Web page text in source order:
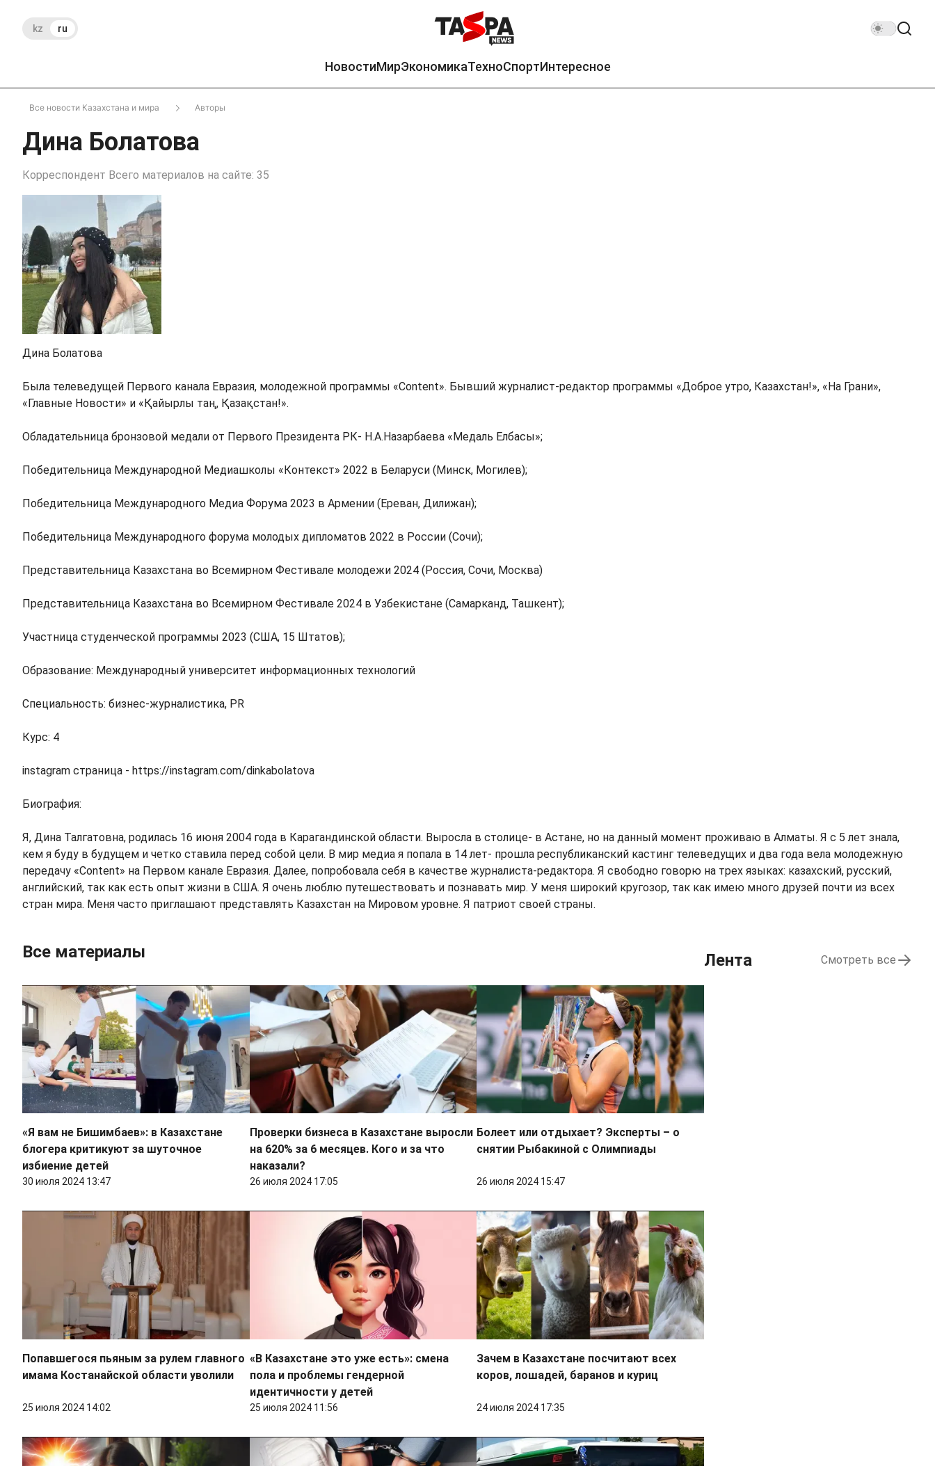
kz ru
НовостиМирЭкономикаТехноСпортИнтересное
Все новости Казахстана и мира Авторы
Дина Болатова
Корреспондент Всего материалов на сайте: 35
Дина Болатова
Была телеведущей Первого канала Евразия, молодежной программы «Content». Бывший журналист-редактор программы «Доброе утро, Казахстан!», «На Грани»,
«Главные Новости» и «Қайырлы таң, Қазақстан!».
Обладательница бронзовой медали от Первого Президента РК- Н.А.Назарбаева «Медаль Елбасы»;
Победительница Международной Медиашколы «Контекст» 2022 в Беларуси (Минск, Могилев);
Победительница Международного Медиа Форума 2023 в Армении (Ереван, Дилижан);
Победительница Международного форума молодых дипломатов 2022 в России (Сочи);
Представительница Казахстана во Всемирном Фестивале молодежи 2024 (Россия, Сочи, Москва)
Представительница Казахстана во Всемирном Фестивале 2024 в Узбекистане (Самарканд, Ташкент);
Участница студенческой программы 2023 (США, 15 Штатов);
Образование: Международный университет информационных технологий
Специальность: бизнес-журналистика, PR
Курс: 4
instagram страница - https://instagram.com/dinkabolatova
Биография:
Я, Дина Талгатовна, родилась 16 июня 2004 года в Карагандинской области. Выросла в столице- в Астане, но на данный момент проживаю в Алматы. Я с 5 лет знала,
кем я буду в будущем и четко ставила перед собой цели. В мир медиа я попала в 14 лет- прошла республиканский кастинг телеведущих и два года вела молодежную
передачу «Content» на Первом канале Евразия. Далее, попробовала себя в качестве журналиста-редактора. Я свободно говорю на трех языках: казахский, русский,
английский, так как есть опыт жизни в США. Я очень люблю путешествовать и познавать мир. У меня широкий кругозор, так как имею много друзей почти из всех
стран мира. Меня часто приглашают представлять Казахстан на Мировом уровне. Я патриот своей страны.
Все материалы
«Я вам не Бишимбаев»: в Казахстане
блогера критикуют за шуточное
избиение детей
30 июля 2024 13:47
Проверки бизнеса в Казахстане выросли
на 620% за 6 месяцев. Кого и за что
наказали?
26 июля 2024 17:05
Болеет или отдыхает? Эксперты – о
снятии Рыбакиной с Олимпиады
26 июля 2024 15:47
Попавшегося пьяным за рулем главного
имама Костанайской области уволили
25 июля 2024 14:02
«В Казахстане это уже есть»: смена
пола и проблемы гендерной
идентичности у детей
25 июля 2024 11:56
Зачем в Казахстане посчитают всех
коров, лошадей, баранов и куриц
24 июля 2024 17:35
Лента Смотреть все